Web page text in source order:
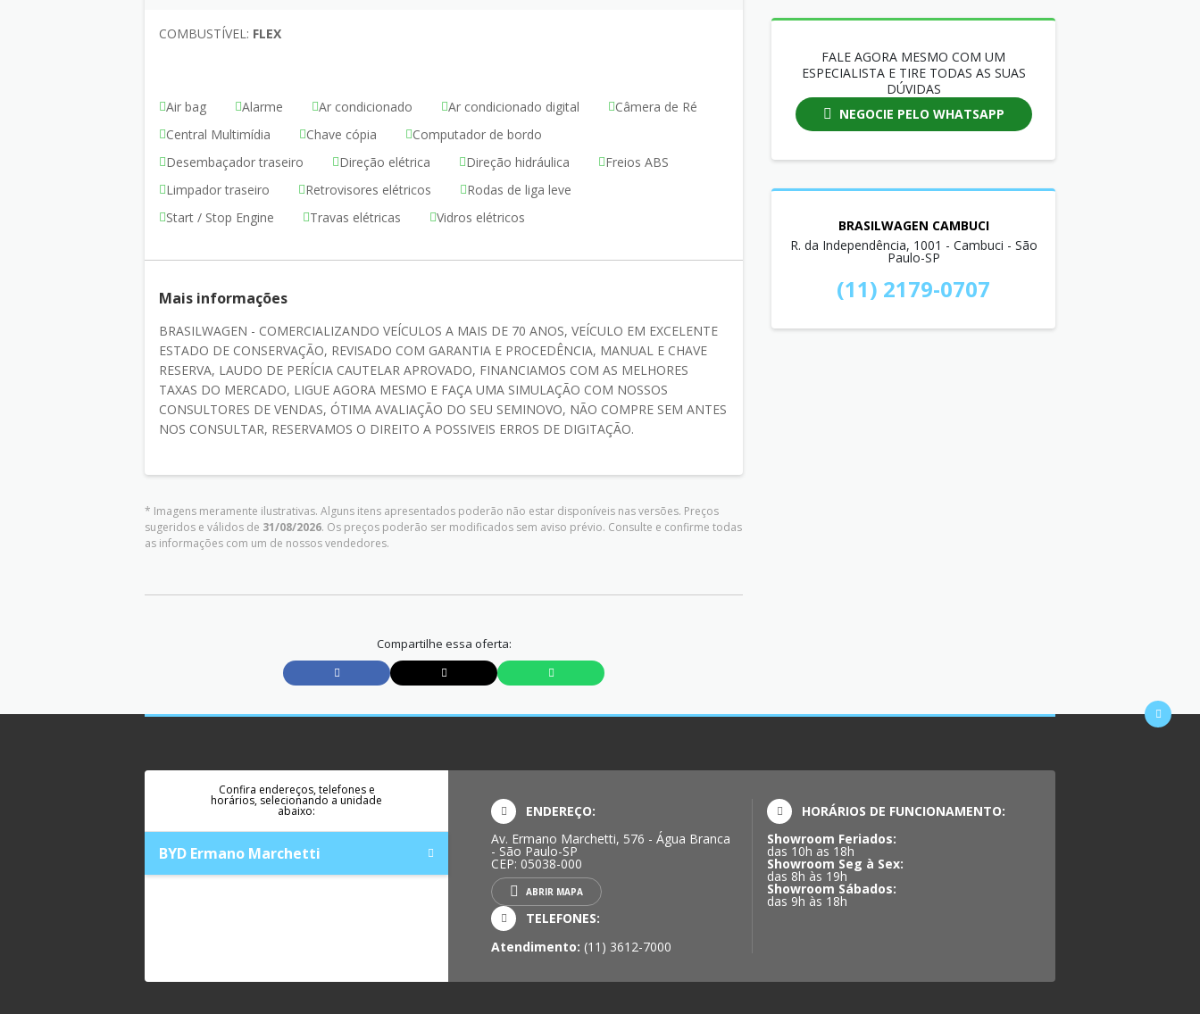
COMBUSTÍVEL: FLEX
Air bag Alarme Ar condicionado Ar condicionado digital
Câmera de Ré
Central Multimídia
Chave cópia
Computador de bordo
Desembaçador traseiro
Direção elétrica Direção hidráulica
Freios ABS
Limpador traseiro
Retrovisores elétricos
Rodas de liga leve
Start / Stop Engine
Travas elétricas Vidros elétricos
Mais informações
BRASILWAGEN - COMERCIALIZANDO VEÍCULOS A MAIS DE 70 ANOS, VEÍCULO EM EXCELENTE
ESTADO DE CONSERVAÇÃO, REVISADO COM GARANTIA E PROCEDÊNCIA, MANUAL E CHAVE
RESERVA, LAUDO DE PERÍCIA CAUTELAR APROVADO, FINANCIAMOS COM AS MELHORES
TAXAS DO MERCADO, LIGUE AGORA MESMO E FAÇA UMA SIMULAÇÃO COM NOSSOS
CONSULTORES DE VENDAS, ÓTIMA AVALIAÇÃO DO SEU SEMINOVO, NÃO COMPRE SEM ANTES
NOS CONSULTAR, RESERVAMOS O DIREITO A POSSIVEIS ERROS DE DIGITAÇÃO.
* Imagens meramente ilustrativas. Alguns itens apresentados poderão não estar disponíveis nas versões. Preços
sugeridos e válidos de 31/08/2026. Os preços poderão ser modificados sem aviso prévio. Consulte e confirme todas
as informações com um de nossos vendedores.
Compartilhe essa oferta:
FALE AGORA MESMO COM UM
ESPECIALISTA E TIRE TODAS AS SUAS
DÚVIDAS
NEGOCIE PELO WHATSAPP
BRASILWAGEN CAMBUCI
R. da Independência, 1001 - Cambuci - São
Paulo-SP
(11) 2179-0707
Confira endereços, telefones e
horários, selecionando a unidade
abaixo:
BYD Ermano Marchetti
ENDEREÇO:
Av. Ermano Marchetti, 576 - Água Branca
- São Paulo-SP
CEP: 05038-000
ABRIR MAPA
TELEFONES:
Atendimento: (11) 3612-7000
HORÁRIOS DE FUNCIONAMENTO:
Showroom Feriados:
das 10h as 18h
Showroom Seg à Sex:
das 8h às 19h
Showroom Sábados:
das 9h às 18h